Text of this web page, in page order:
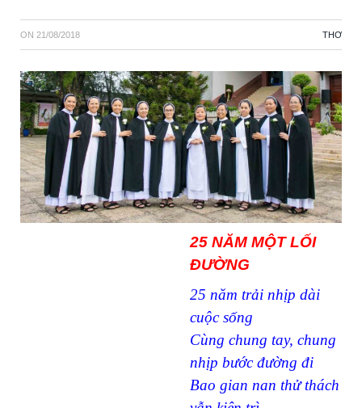
ON 21/08/2018 THƠ
25 NĂM MỘT LỐI
ĐƯỜNG
25 năm trải nhịp dài
cuộc sống
Cùng chung tay, chung
nhịp bước đường đi
Bao gian nan thử thách